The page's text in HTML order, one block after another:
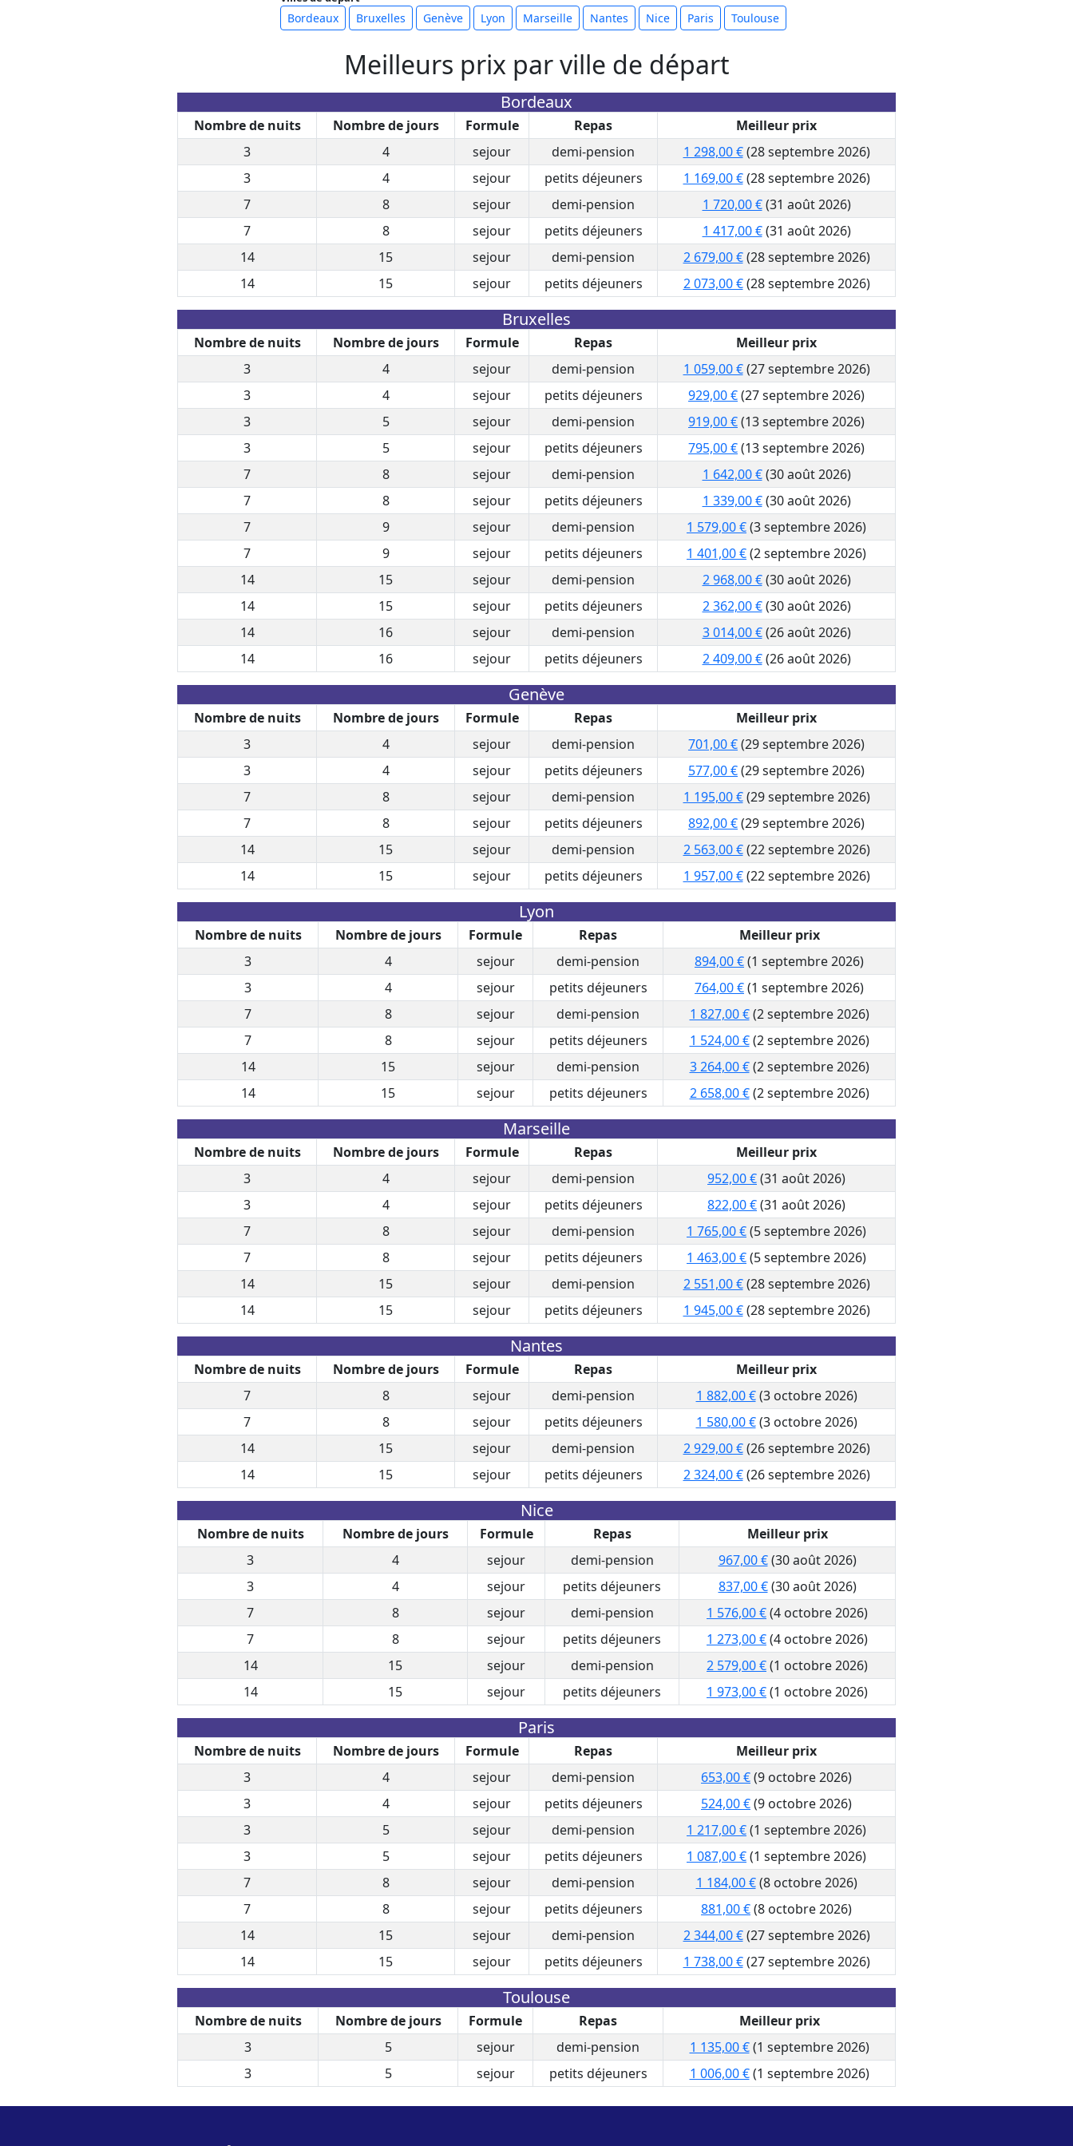
Bordeaux Bruxelles Genève Lyon Marseille Nantes Nice Paris Toulouse
Meilleurs prix par ville de départ
Bordeaux
Nombre de nuits Nombre de jours Formule Repas
Meilleur prix
3
4 sejour demi-pension 1 298,00 €(28 septembre 2026)
3
4 sejour petits déjeuners 1 169,00 €(28 septembre 2026)
7
8 sejour demi-pension 1 720,00 €(31 août 2026)
7
8 sejour petits déjeuners 1 417,00 €(31 août 2026)
14
15 sejour demi-pension 2 679,00 €(28 septembre 2026)
14
15 sejour petits déjeuners 2 073,00 €(28 septembre 2026)
Bruxelles
Nombre de nuits Nombre de jours Formule Repas
Meilleur prix
3
4 sejour demi-pension 1 059,00 €(27 septembre 2026)
3
4 sejour petits déjeuners 929,00 €(27 septembre 2026)
3
5 sejour demi-pension 919,00 €(13 septembre 2026)
3
5 sejour petits déjeuners 795,00 €(13 septembre 2026)
7
8 sejour demi-pension 1 642,00 €(30 août 2026)
7
8 sejour petits déjeuners 1 339,00 €(30 août 2026)
7
9 sejour demi-pension 1 579,00 €(3 septembre 2026)
7
9 sejour petits déjeuners 1 401,00 €(2 septembre 2026)
14
15 sejour demi-pension 2 968,00 €(30 août 2026)
14
15 sejour petits déjeuners 2 362,00 €(30 août 2026)
14
16 sejour demi-pension 3 014,00 €(26 août 2026)
14
16 sejour petits déjeuners 2 409,00 €(26 août 2026)
Genève
Nombre de nuits Nombre de jours Formule Repas
Meilleur prix
3
4 sejour demi-pension 701,00 €(29 septembre 2026)
3
4 sejour petits déjeuners 577,00 €(29 septembre 2026)
7
8 sejour demi-pension 1 195,00 €(29 septembre 2026)
7
8 sejour petits déjeuners 892,00 €(29 septembre 2026)
14
15 sejour demi-pension 2 563,00 €(22 septembre 2026)
14
15 sejour petits déjeuners 1 957,00 €(22 septembre 2026)
Lyon
Nombre de nuits Nombre de jours Formule Repas
Meilleur prix
3
4 sejour demi-pension 894,00 €(1 septembre 2026)
3
4 sejour petits déjeuners 764,00 €(1 septembre 2026)
7
8 sejour demi-pension 1 827,00 €(2 septembre 2026)
7
8 sejour petits déjeuners 1 524,00 €(2 septembre 2026)
14
15 sejour demi-pension 3 264,00 €(2 septembre 2026)
14
15 sejour petits déjeuners 2 658,00 €(2 septembre 2026)
Marseille
Nombre de nuits Nombre de jours Formule Repas
Meilleur prix
3
4 sejour demi-pension 952,00 €(31 août 2026)
3
4 sejour petits déjeuners 822,00 €(31 août 2026)
7
8 sejour demi-pension 1 765,00 €(5 septembre 2026)
7
8 sejour petits déjeuners 1 463,00 €(5 septembre 2026)
14
15 sejour demi-pension 2 551,00 €(28 septembre 2026)
14
15 sejour petits déjeuners 1 945,00 €(28 septembre 2026)
Nantes
Nombre de nuits Nombre de jours Formule Repas
Meilleur prix
7
8 sejour demi-pension 1 882,00 €(3 octobre 2026)
7
8 sejour petits déjeuners 1 580,00 €(3 octobre 2026)
14
15 sejour demi-pension 2 929,00 €(26 septembre 2026)
14
15 sejour petits déjeuners 2 324,00 €(26 septembre 2026)
Nice
Nombre de nuits Nombre de jours Formule Repas
Meilleur prix
3
4 sejour demi-pension 967,00 €(30 août 2026)
3
4 sejour petits déjeuners 837,00 €(30 août 2026)
7
8 sejour demi-pension 1 576,00 €(4 octobre 2026)
7
8 sejour petits déjeuners 1 273,00 €(4 octobre 2026)
14
15 sejour demi-pension 2 579,00 €(1 octobre 2026)
14
15 sejour petits déjeuners 1 973,00 €(1 octobre 2026)
Paris
Nombre de nuits Nombre de jours Formule Repas
Meilleur prix
3
4 sejour demi-pension 653,00 €(9 octobre 2026)
3
4 sejour petits déjeuners 524,00 €(9 octobre 2026)
3
5 sejour demi-pension 1 217,00 €(1 septembre 2026)
3
5 sejour petits déjeuners 1 087,00 €(1 septembre 2026)
7
8 sejour demi-pension 1 184,00 €(8 octobre 2026)
7
8 sejour petits déjeuners 881,00 €(8 octobre 2026)
14
15 sejour demi-pension 2 344,00 €(27 septembre 2026)
14
15 sejour petits déjeuners 1 738,00 €(27 septembre 2026)
Toulouse
Nombre de nuits Nombre de jours Formule Repas
Meilleur prix
3
5 sejour demi-pension 1 135,00 €(1 septembre 2026)
3
5 sejour petits déjeuners 1 006,00 €(1 septembre 2026)